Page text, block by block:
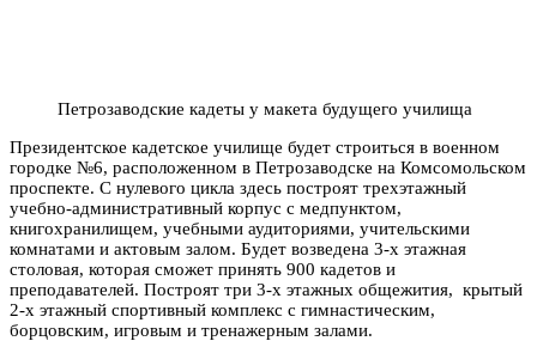
Петрозаводские кадеты у макета будущего училища
Президентское кадетское училище будет строиться в военном
городке №6, расположенном в Петрозаводске на Комсомольском
проспекте. С нулевого цикла здесь построят трехэтажный
учебно-административный корпус с медпунктом,
книгохранилищем, учебными аудиториями, учительскими
комнатами и актовым залом. Будет возведена 3-х этажная
столовая, которая сможет принять 900 кадетов и
преподавателей. Построят три 3-х этажных общежития, крытый
2-х этажный спортивный комплекс с гимнастическим,
борцовским, игровым и тренажерным залами.